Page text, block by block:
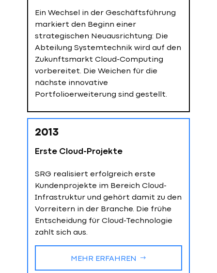
Ein Wechsel in der Geschäftsführung
markiert den Beginn einer
strategischen Neuausrichtung: Die
Abteilung Systemtechnik wird auf den
Zukunftsmarkt Cloud-Computing
vorbereitet. Die Weichen für die
nächste innovative
Portfolioerweiterung sind gestellt.
2013
Erste Cloud-Projekte
SRG realisiert erfolgreich erste
Kundenprojekte im Bereich Cloud-
Infrastruktur und gehört damit zu den
Vorreitern in der Branche. Die frühe
Entscheidung für Cloud-Technologie
zahlt sich aus.
MEHR ERFAHREN